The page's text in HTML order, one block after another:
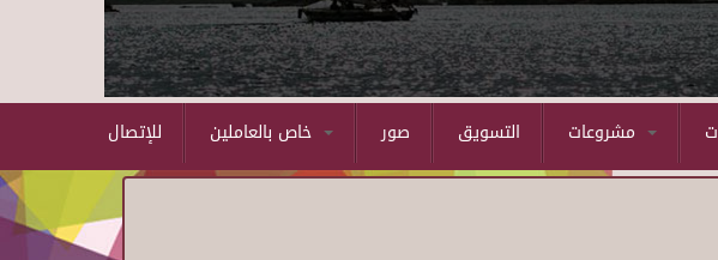
للإتصال صور التسويق